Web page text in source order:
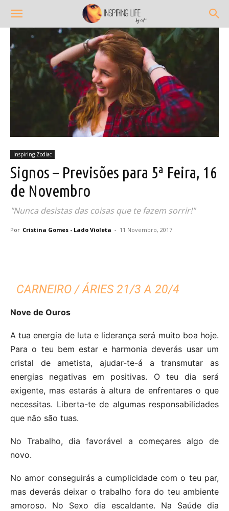
Inspiring Zodiac
Signos – Previsões para 5ª Feira, 16
de Novembro
"Nunca desistas das coisas que te fazem sorrir!"
Por Cristina Gomes - Lado Violeta - 11 Novembro, 2017
CARNEIRO / ÁRIES 21/3 A 20/4
Nove de Ouros
A tua energia de luta e liderança será muito boa hoje.
Para o teu bem estar e harmonia deverás usar um
cristal de ametista, ajudar-te-á a transmutar as
energias negativas em positivas. O teu dia será
exigente, mas estarás à altura de enfrentares o que
necessitas. Liberta-te de algumas responsabilidades
que não são tuas.
No Trabalho, dia favorável a começares algo de
novo.
No amor conseguirás a cumplicidade com o teu par,
mas deverás deixar o trabalho fora do teu ambiente
amoroso. No Sexo dia escaldante. Na Saúde dia